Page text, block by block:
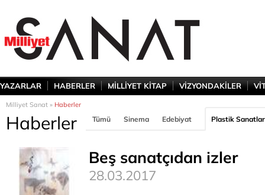
YAZARLAR HABERLER MİLLİYET KİTAP VİZYONDAKİLER
Milliyet Sanat » Haberler
Haberler Tümü Sinema Edebiyat Plastik Sanatlar
Beş sanatçıdan izler
28.03.2017